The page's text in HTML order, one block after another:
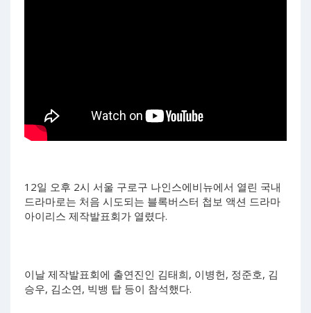
12일 오후 2시 서울 구로구 나인스에비뉴에서 열린 국내
드라마로는 처음 시도되는 블록버스터 첩보 액션 드라마
아이리스 제작발표회가 열렸다.
이날 제작발표회에 출연진인 김태희, 이병헌, 정준호, 김
승우, 김소연, 빅뱅 탑 등이 참석했다.